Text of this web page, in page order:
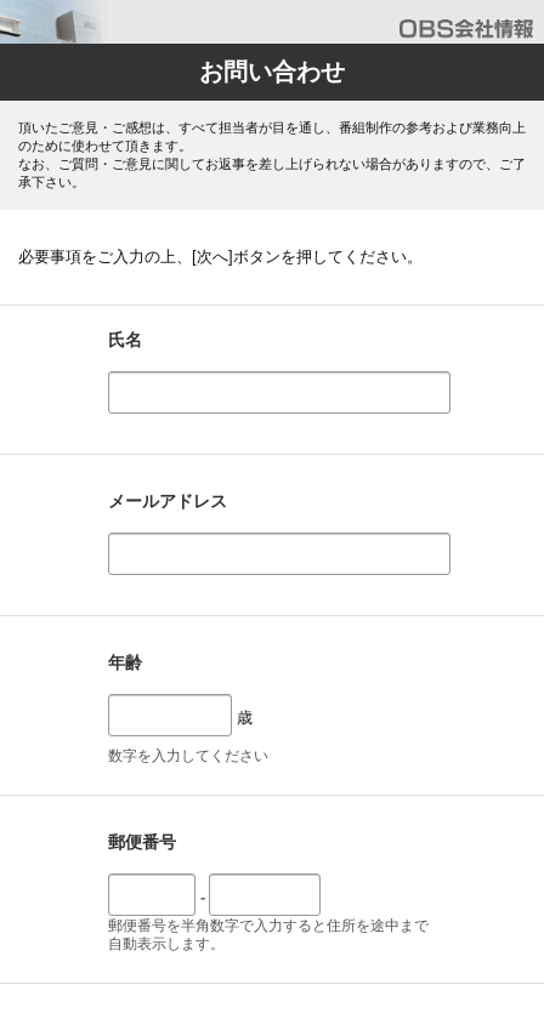
お問い合わせ
頂いたご意見・ご感想は、すべて担当者が目を通し、番組制作の参考および業務向上
のために使わせて頂きます。
なお、ご質問・ご意見に関してお返事を差し上げられない場合がありますので、ご了
承下さい。
必要事項をご入力の上、[次へ]ボタンを押してください。
氏名
メールアドレス
年齢
歳
数字を入力してください
郵便番号
-
郵便番号を半角数字で入力すると住所を途中まで
自動表示します。